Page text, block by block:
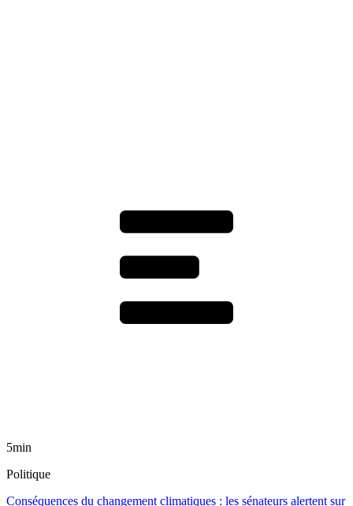
5min
Politique
Conséquences du changement climatiques : les sénateurs alertent sur